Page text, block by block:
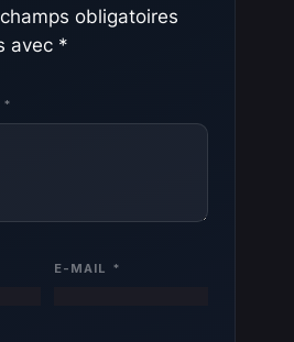
obligatoires
avec *
*
E-MAIL *